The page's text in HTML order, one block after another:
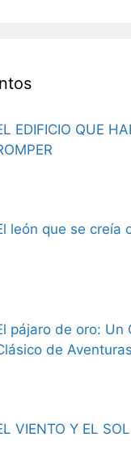
EDIFICIO QUE
león que se creía
pájaro de oro: Un
de
VIENTO Y EL